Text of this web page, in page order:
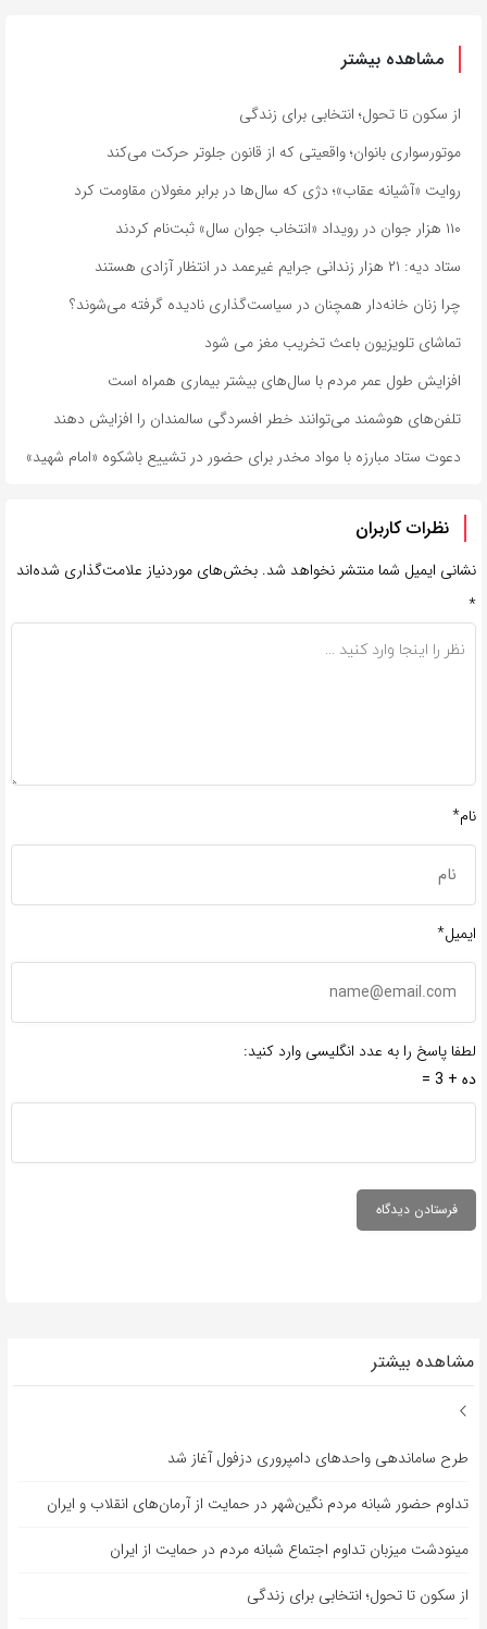
مشاهده بیشتر
از سکون تا تحول؛ انتخابی برای زندگی
موتورسواری بانوان؛ واقعیتی که از قانون جلوتر حرکت می‌کند
روایت «آشیانه عقاب»؛ دژی که سال‌ها در برابر مغولان مقاومت کرد
۱۱۰ هزار جوان در رویداد «انتخاب جوان سال» ثبت‌نام کردند
ستاد دیه: ۲۱ هزار زندانی جرایم غیرعمد در انتظار آزادی هستند
چرا زنان خانه‌دار همچنان در سیاست‌گذاری نادیده گرفته می‌شوند؟
تماشای تلویزیون باعث تخریب مغز می شود
افزایش طول عمر مردم با سال‌های بیشتر بیماری همراه است
تلفن‌های هوشمند می‌توانند خطر افسردگی سالمندان را افزایش دهند
دعوت ستاد مبارزه با مواد مخدر برای حضور در تشییع باشکوه «امام شهید»
نظرات کاربران
نشانی ایمیل شما منتشر نخواهد شد. بخش‌های موردنیاز علامت‌گذاری شده‌اند
*
نام*
ایمیل*
لطفا پاسخ را به عدد انگلیسی وارد کنید:
ده + 3 =
مشاهده بیشتر
طرح ساماندهی واحدهای دامپروری دزفول آغاز شد
تداوم حضور شبانه مردم نگین‌شهر در حمایت از آرمان‌های انقلاب و ایران
مینودشت میزبان تداوم اجتماع شبانه مردم در حمایت از ایران
از سکون تا تحول؛ انتخابی برای زندگی